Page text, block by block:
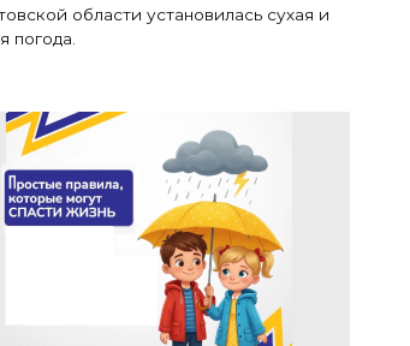
области установилась сухая и
погода.